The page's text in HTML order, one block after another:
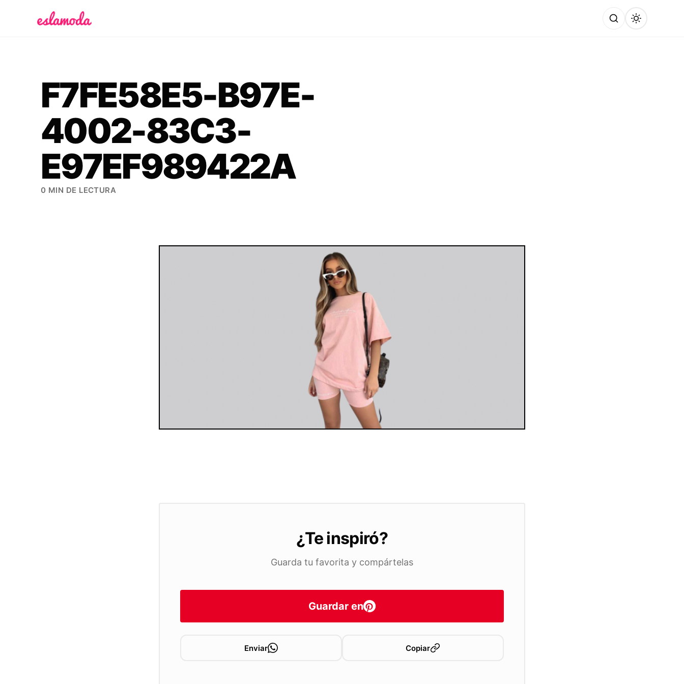
F7FE58E5-B97E-
4002-83C3-
E97EF989422A
0 MIN DE LECTURA
¿Te inspiró?
Guarda tu favorita y compártelas
Guardar en
Enviar Copiar